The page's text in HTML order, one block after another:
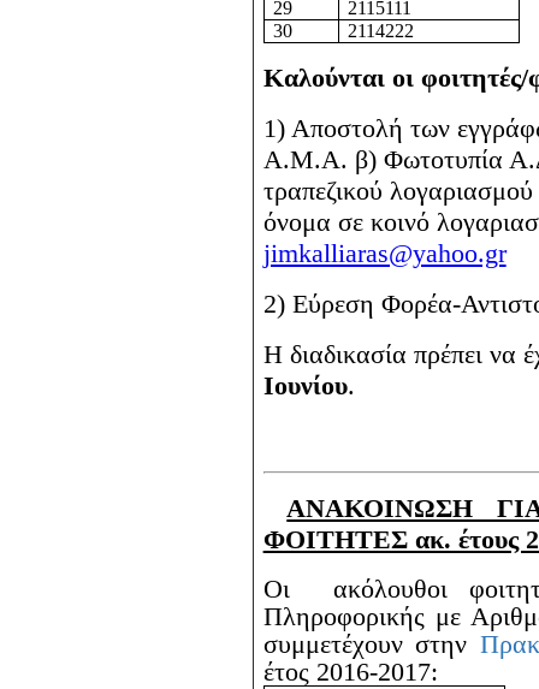
29
2115111
30
2114222
Καλούνται οι φοιτητές/
1) Αποστολή των
Α.Μ.Α. β) Φωτοτυπία
τραπεζικού
όνομα σε κοινό
jimkalliaras@yahoo.gr
2) Εύρεση Φορέα-
Η διαδικασία πρέπει να
Ιουνίου.
ΑΝΑΚΟΙΝΩΣΗ
ΦΟΙΤΗΤΕΣ ακ. έτους
Οι ακόλουθοι
Πληροφορικής με
συμμετέχουν στην
έτος 2016-2017: